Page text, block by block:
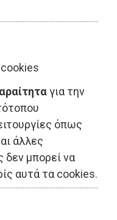
για την
όπως
άλλες
δεν μπορεί να
αυτά τα cookies.